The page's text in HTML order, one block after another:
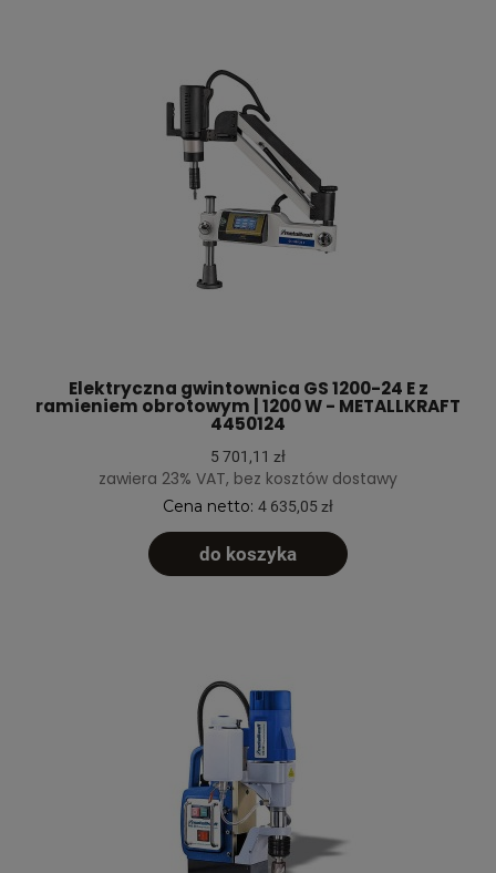
Elektryczna gwintownica GS 1200-24 E z
ramieniem obrotowym | 1200 W - METALLKRAFT
4450124
5 701,11 zł
zawiera 23% VAT, bez kosztów dostawy
Cena netto: 4 635,05 zł
do koszyka